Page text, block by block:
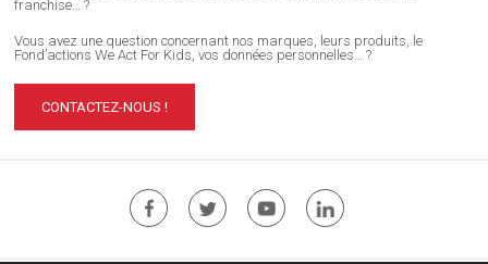
franchise… ?
Vous avez une question concernant nos marques, leurs produits, le
Fond’actions We Act For Kids, vos données personnelles… ?
CONTACTEZ-NOUS !